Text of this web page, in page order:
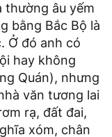
thường âu yếm
bằng Bắc Bộ là
Ở đó anh có
hay không
Quán), nhưng
văn tương lai
rạ, đất đai,
xóm, chân